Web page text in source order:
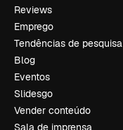
Reviews
Emprego
Tendências de pesquisa
Blog
Eventos
Slidesgo
Vender conteúdo
Sala de imprensa